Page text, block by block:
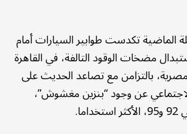
الماضية تكدست طوابير السيارات أمام
مضخات الوقود التالفة، في القاهرة
بالتزامن مع تصاعد الحديث على
عن وجود “بنزين مغشوش”،